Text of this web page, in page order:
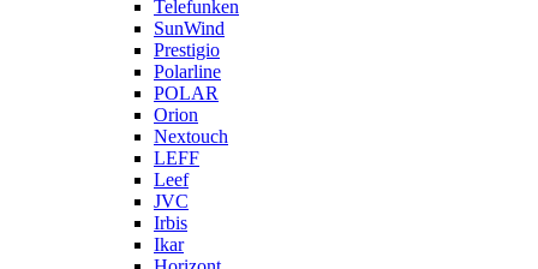
Telefunken
SunWind
Prestigio
Polarline
POLAR
Orion
Nextouch
LEFF
Leef
JVC
Irbis
Ikar